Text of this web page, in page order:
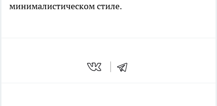
минималистическом стиле.